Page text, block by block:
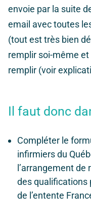
envoie par la suite
email avec toutes
(tout est très bien
remplir soi-même
remplir (voir
Il faut donc
Compléter le
infirmiers du
l’arrangement
des qualifications
de l’entente